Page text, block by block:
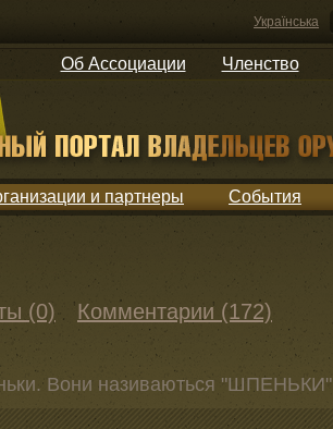
Українська
Об Ассоциации Членство
и партнеры События
(0) Комментарии (172)
Вони називаються "ШПЕНЬКИ"